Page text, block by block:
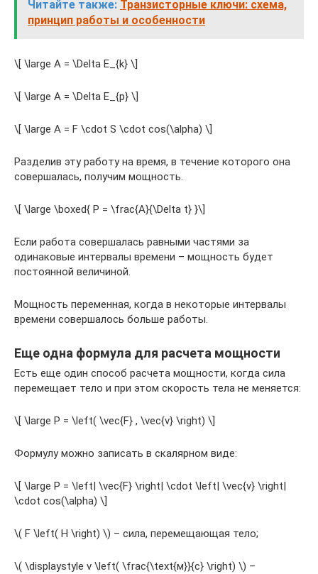
Читайте также: Транзисторные ключи: схема,
принцип работы и особенности
\[ \large A = \Delta E_{k} \]
\[ \large A = \Delta E_{p} \]
\[ \large A = F \cdot S \cdot cos(\alpha) \]
Разделив эту работу на время, в течение которого она
совершалась, получим мощность.
\[ \large \boxed{ P = \frac{A}{\Delta t} }\]
Если работа совершалась равными частями за
одинаковые интервалы времени – мощность будет
постоянной величиной.
Мощность переменная, когда в некоторые интервалы
времени совершалось больше работы.
Еще одна формула для расчета мощности
Есть еще один способ расчета мощности, когда сила
перемещает тело и при этом скорость тела не меняется:
\[ \large P = \left( \vec{F} , \vec{v} \right) \]
Формулу можно записать в скалярном виде:
\[ \large P = \left| \vec{F} \right| \cdot \left| \vec{v} \right|
\cdot cos(\alpha) \]
\( F \left( H \right) \) – сила, перемещающая тело;
\( \displaystyle v \left( \frac{\text{м}}{c} \right) \) –